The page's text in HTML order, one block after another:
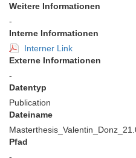
Weitere Informationen
-
Interne Informationen
Interner Link
Externe Informationen
-
Datentyp
Publication
Dateiname
Pfad